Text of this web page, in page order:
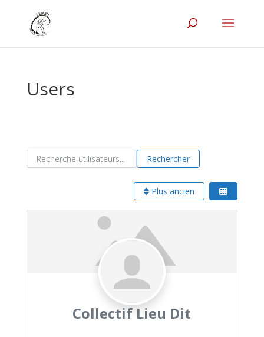
Users
Recherche utilisateurs...
Recherche utilisateurs... Rechercher
Plus ancien
Collectif Lieu Dit